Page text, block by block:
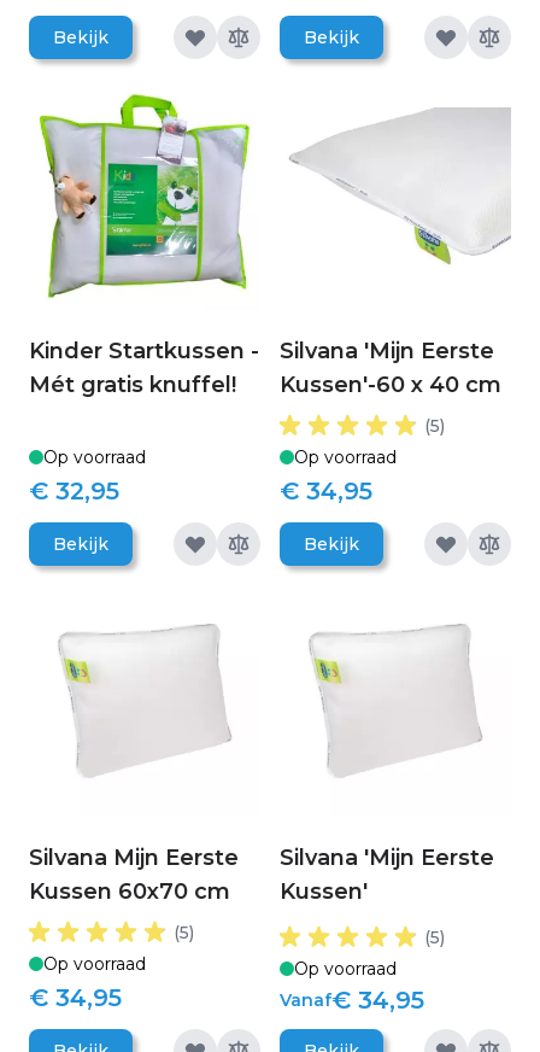
Bekijk Bekijk
Kinder Startkussen -
Mét gratis knuffel!
Op voorraad
€ 32,95
Bekijk
Silvana 'Mijn Eerste
Kussen'-60 x 40 cm
(5)
Op voorraad
€ 34,95
Bekijk
Silvana Mijn Eerste
Kussen 60x70 cm
(5)
Op voorraad
€ 34,95
Silvana 'Mijn Eerste
Kussen'
(5)
Op voorraad
Vanaf€ 34,95